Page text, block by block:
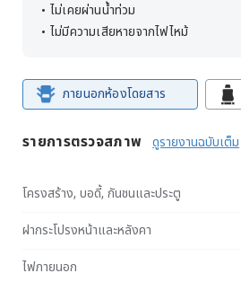
ไม่เคยผ่านน้ำท่วม
ไม่มีความเสียหายจากไฟไหม้
ภายนอกห้องโดยสาร
รายการตรวจสภาพ ดูรายงานฉบับเต็ม
โครงสร้าง, บอดี้, กันชนและประตู
ฝากระโปรงหน้าและหลังคา
ไฟภายนอก